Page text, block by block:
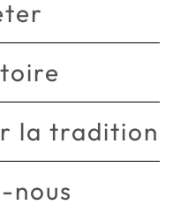
la tradition
nous